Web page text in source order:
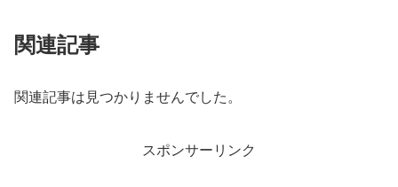
関連記事
関連記事は見つかりませんでした。
スポンサーリンク